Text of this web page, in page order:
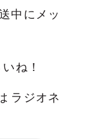
中にメッ
ね！
ラジオネ